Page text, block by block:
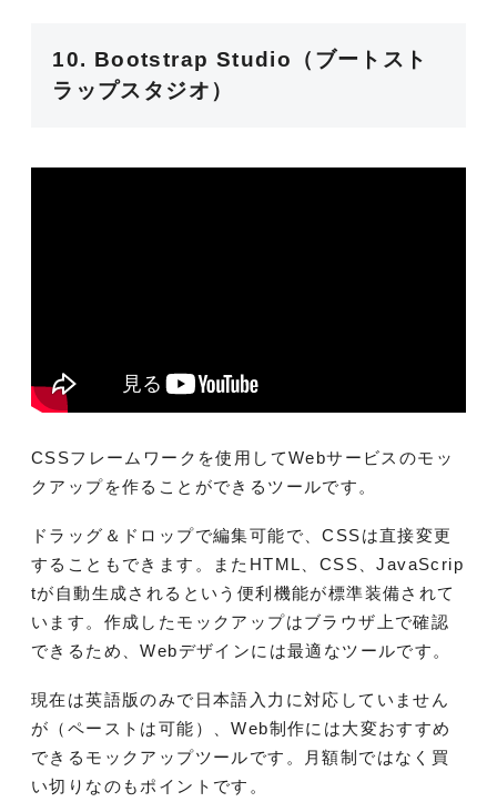
10. Bootstrap Studio（ブートスト
ラップスタジオ）
CSSフレームワークを使用してWebサービスのモッ
クアップを作ることができるツールです。
ドラッグ＆ドロップで編集可能で、CSSは直接変更
することもできます。またHTML、CSS、JavaScrip
tが自動生成されるという便利機能が標準装備されて
います。作成したモックアップはブラウザ上で確認
できるため、Webデザインには最適なツールです。
現在は英語版のみで日本語入力に対応していません
が（ペーストは可能）、Web制作には大変おすすめ
できるモックアップツールです。月額制ではなく買
い切りなのもポイントです。